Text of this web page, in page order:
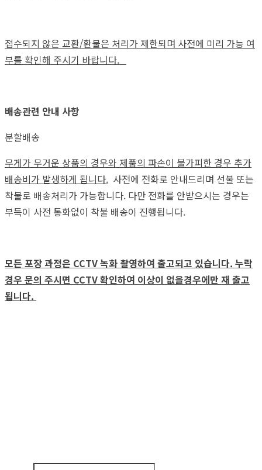
접수되지 않은 교환/환불은 처리가 제한되며 사전에 미리 가능 여
부를 확인해 주시기 바랍니다.
배송관련 안내 사항
분할배송
무게가 무거운 상품의 경우와 제품의 파손이 불가피한 경우 추가
배송비가 발생하게 됩니다. 사전에 전화로 안내드리며 선불 또는
착불로 배송처리가 가능합니다. 다만 전화를 안받으시는 경우는
부득이 사전 통화없이 착불 배송이 진행됩니다.
모든 포장 과정은 CCTV 녹화 촬영하여 출고되고 있습니다. 누락
경우 문의 주시면 CCTV 확인하여 이상이 없을경우에만 재 출고
됩니다.